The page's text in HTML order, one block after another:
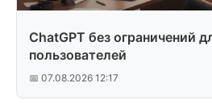
ChatGPT без ограничений
пользователей
📅 07.08.2026 12:17